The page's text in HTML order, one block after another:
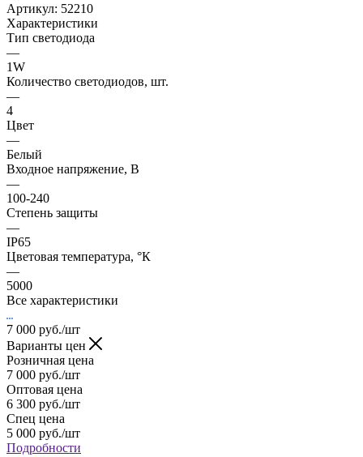
Артикул: 52210
Характеристики
Тип светодиода
—
1W
Количество светодиодов, шт.
—
4
Цвет
—
Белый
Входное напряжение, В
—
100-240
Степень защиты
—
IP65
Цветовая температура, °К
—
5000
Все характеристики
7 000 руб./шт
Варианты цен
Розничная цена
7 000 руб./шт
Оптовая цена
6 300 руб./шт
Спец цена
5 000 руб./шт
Подробности